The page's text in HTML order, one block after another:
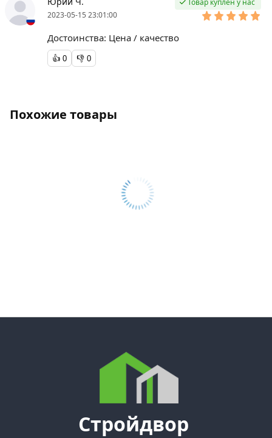
2023-05-15 23:01:00
Достоинства: Цена / качество
👍 0 👎 0
Похожие товары
Стройдвор